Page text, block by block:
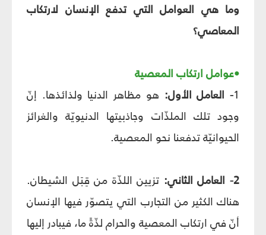
وما هي العوامل التي تدفع الإنسان لارتكاب
المعاصي؟
•عوامل ارتكاب المعصية
1- العامل الأول: هو مظاهر الدنيا ولذائذها. إنّ
وجود تلك الملذّات وجاذبيتها الدنيويّة والغرائز
الحيوانيّة تدفعنا نحو المعصية.
2- العامل الثاني:
تزيين اللذّة من قِبَل الشيطان.
هناك الكثير من التجارب التي يتصوّر فيها الإنسان
أنّ في ارتكاب المعصية والحرام لذّةً ما، فيبادر إليها